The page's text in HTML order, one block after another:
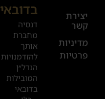
יצירת
קשר
מדיניות
פרטיות
+972
52
601
2019
המשרדים
בדובאי
דנסיה
מחברת
אותך
להזדמנויות
הנדל״ן
המובילות
בדובאי